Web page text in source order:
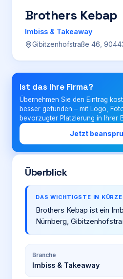
Preise
Für Firmen
Login
Firma
Brothers Kebap
Imbiss & Takeaway
Gibitzenhofstraße 46,
Ist das Ihre Firma?
Übernehmen Sie den Eintrag
besser gefunden – mit Logo,
bevorzugter Platzierung in Ihrer
Jetzt
Überblick
DAS WICHTIGSTE IN KÜRZE
Brothers Kebap ist ein
Nürnberg,
Branche
Imbiss & Takeaway